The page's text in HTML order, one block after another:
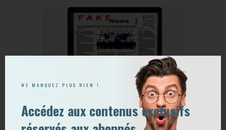
0
Comment Google et les
réseaux sociaux luttent à
NE MANQUEZ PLUS RIEN !
Accédez aux contenus exclusifs